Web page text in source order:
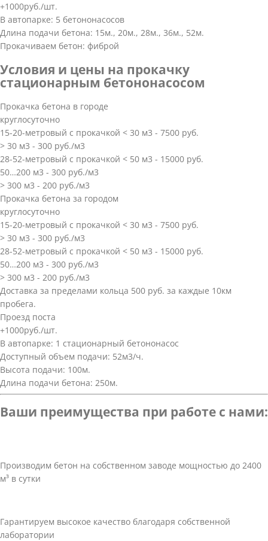
+1000руб./шт.
В автопарке: 5 бетононасосов
Длина подачи бетона: 15м., 20м., 28м., 36м., 52м.
Прокачиваем бетон: фиброй
Условия и цены на прокачку
стационарным бетононасосом
Прокачка бетона в городе
круглосуточно
15-20-метровый с прокачкой < 30 м3 - 7500 руб.
> 30 м3 - 300 руб./м3
28-52-метровый с прокачкой < 50 м3 - 15000 руб.
50…200 м3 - 300 руб./м3
> 300 м3 - 200 руб./м3
Прокачка бетона за городом
круглосуточно
15-20-метровый с прокачкой < 30 м3 - 7500 руб.
> 30 м3 - 300 руб./м3
28-52-метровый с прокачкой < 50 м3 - 15000 руб.
50…200 м3 - 300 руб./м3
> 300 м3 - 200 руб./м3
Доставка за пределами кольца 500 руб. за каждые 10км
пробега.
Проезд поста
+1000руб./шт.
В автопарке: 1 стационарный бетононасос
Доступный объем подачи: 52м3/ч.
Высота подачи: 100м.
Длина подачи бетона: 250м.
Ваши преимущества при работе с нами:
Производим бетон на собственном заводе мощностью до 2400
м³ в сутки
Гарантируем высокое качество благодаря собственной
лаборатории